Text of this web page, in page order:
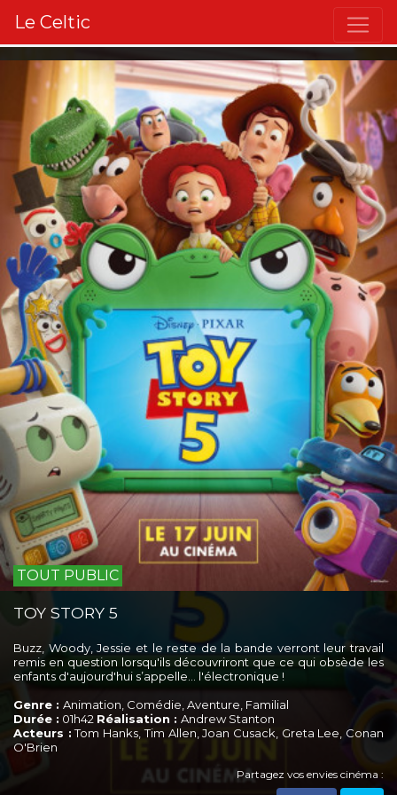
Le Celtic
TOUT PUBLIC
TOY STORY 5
Buzz, Woody, Jessie et le reste de la bande verront leur travail
remis en question lorsqu'ils découvriront que ce qui obsède les
enfants d'aujourd'hui s’appelle... l'électronique !
Genre : Animation, Comédie, Aventure, Familial
Durée : 01h42 Réalisation : Andrew Stanton
Acteurs :Tom Hanks, Tim Allen, Joan Cusack, Greta Lee, Conan
O'Brien
Partagez vos envies cinéma :